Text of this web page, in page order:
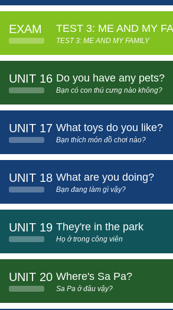
EXAM TEST 3: ME AND MY
TEST 3: ME AND MY FAMILY
UNIT 16 Do you have any pets?
Bạn có con thú cưng nào không?
UNIT 17 What toys do you like?
Bạn thích món đồ chơi nào?
UNIT 18 What are you doing?
Bạn đang làm gì vậy?
UNIT 19 They're in the park
Họ ở trong công viên
UNIT 20 Where's Sa Pa?
Sa Pa ở đâu vậy?